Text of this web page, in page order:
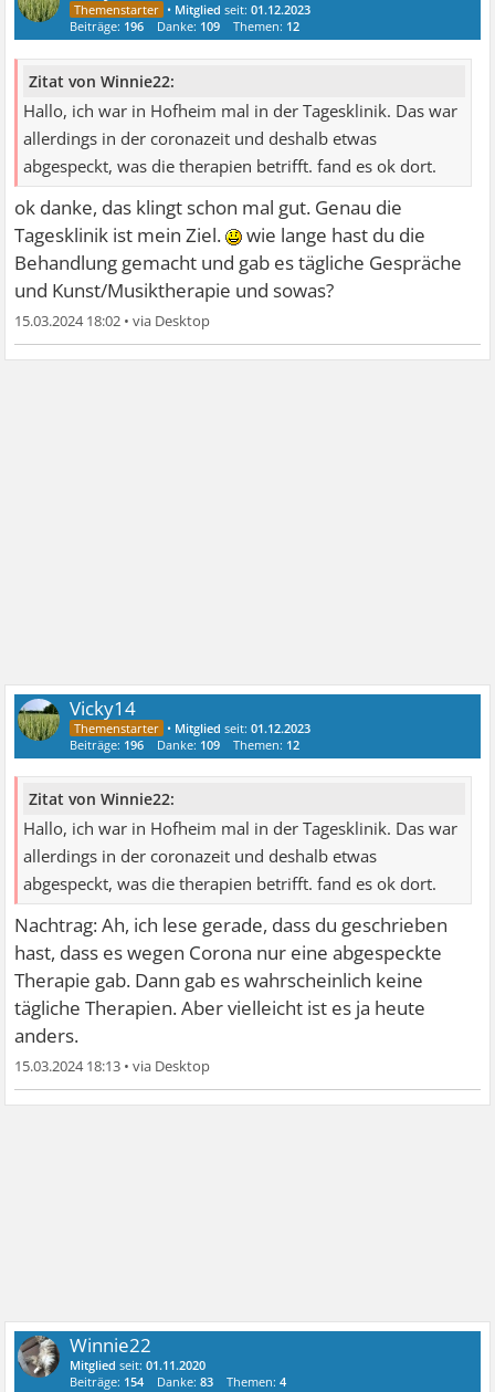
• Mitglied seit:01.12.2023
Beiträge: 196 Danke: 109 Themen: 12
Zitat von Winnie22:
Hallo, ich war in Hofheim mal in der Tagesklinik. Das war
allerdings in der coronazeit und deshalb etwas
abgespeckt, was die therapien betrifft. fand es ok dort.
ok danke, das klingt schon mal gut. Genau die
Tagesklinik ist mein Ziel.
wie lange hast du die
Behandlung gemacht und gab es tägliche Gespräche
und Kunst/Musiktherapie und sowas?
15.03.2024 18:02 •
Vicky14
• Mitglied seit:01.12.2023
Beiträge: 196 Danke: 109 Themen: 12
Zitat von Winnie22:
Hallo, ich war in Hofheim mal in der Tagesklinik. Das war
allerdings in der coronazeit und deshalb etwas
abgespeckt, was die therapien betrifft. fand es ok dort.
Nachtrag: Ah, ich lese gerade, dass du geschrieben
hast, dass es wegen Corona nur eine abgespeckte
Therapie gab. Dann gab es wahrscheinlich keine
tägliche Therapien. Aber vielleicht ist es ja heute
anders.
15.03.2024 18:13 •
Winnie22
Mitglied seit:01.11.2020
Beiträge: 154 Danke:83 Themen:4